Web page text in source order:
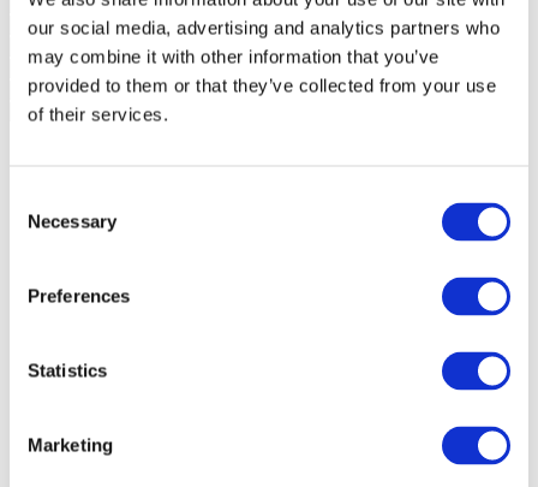
our social media, advertising and analytics partners who
may combine it with other information that you’ve
provided to them or that they’ve collected from your use
of their services.
Selection
Necessary
Preferences
Statistics
Marketing